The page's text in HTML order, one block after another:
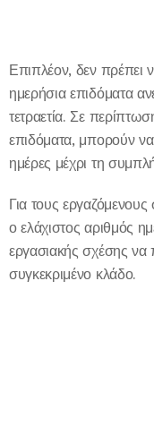
Επιπλέον, δεν πρέπει
ημερήσια επιδόματα
τετραετία. Σε
επιδόματα, μπορούν να
ημέρες μέχρι τη
Για τους εργαζόμενους
ο ελάχιστος αριθμός
εργασιακής σχέσης
συγκεκριμένο κλάδο.